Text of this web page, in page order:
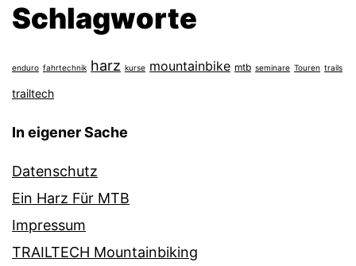
Schlagworte
enduro fahrtechnik harz kurse mountainbike mtb seminare Touren trails
trailtech
In eigener Sache
Datenschutz
Ein Harz Für MTB
Impressum
TRAILTECH Mountainbiking